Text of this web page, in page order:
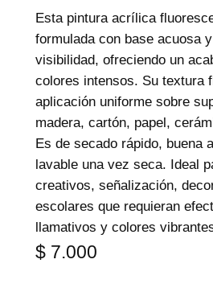
Esta pintura acrílica
formulada con base acuosa
visibilidad, ofreciendo un
colores intensos. Su textura
aplicación uniforme sobre
madera, cartón, papel,
Es de secado rápido, buena
lavable una vez seca. Ideal
creativos, señalización,
escolares que requieran
llamativos y colores
$7.000